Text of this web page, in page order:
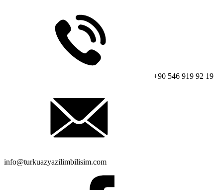
+90 546 919 92 19
info@turkuazyazilimbilisim.com